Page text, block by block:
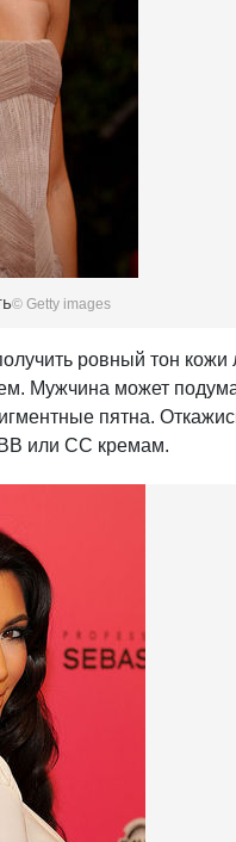
© Getty images
ровный тон кожи
Мужчина может
пятна.
ВВ или СС кремам.